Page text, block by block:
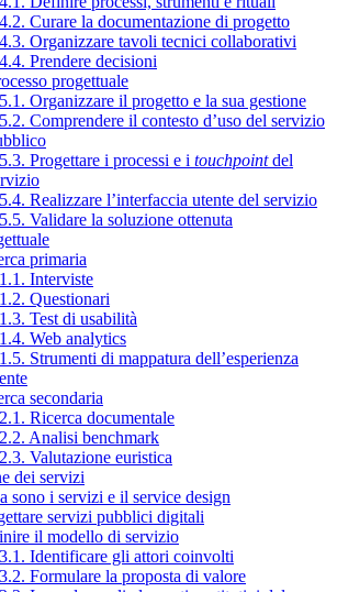
Curare la documentazione di progetto
Organizzare tavoli tecnici collaborativi
Prendere decisioni
progettuale
Organizzare il progetto e la sua gestione
Comprendere il contesto d’uso del servizio
Progettare i processi e i touchpointdel
Realizzare l’interfaccia utente del servizio
Validare la soluzione ottenuta
primaria
Interviste
Questionari
Test di usabilità
Web analytics
Strumenti di mappatura dell’esperienza
secondaria
Ricerca documentale
Analisi benchmark
Valutazione euristica
dei servizi
sono i servizi e il service design
servizi pubblici digitali
il modello di servizio
Identificare gli attori coinvolti
Formulare la proposta di valore